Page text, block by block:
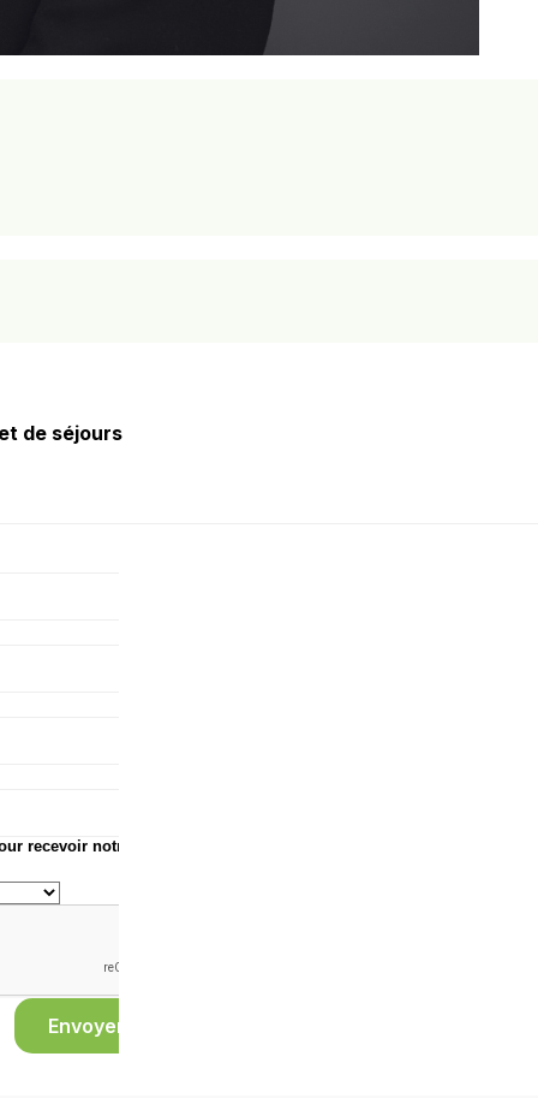
de séjours
recevoir notre
Envoyer